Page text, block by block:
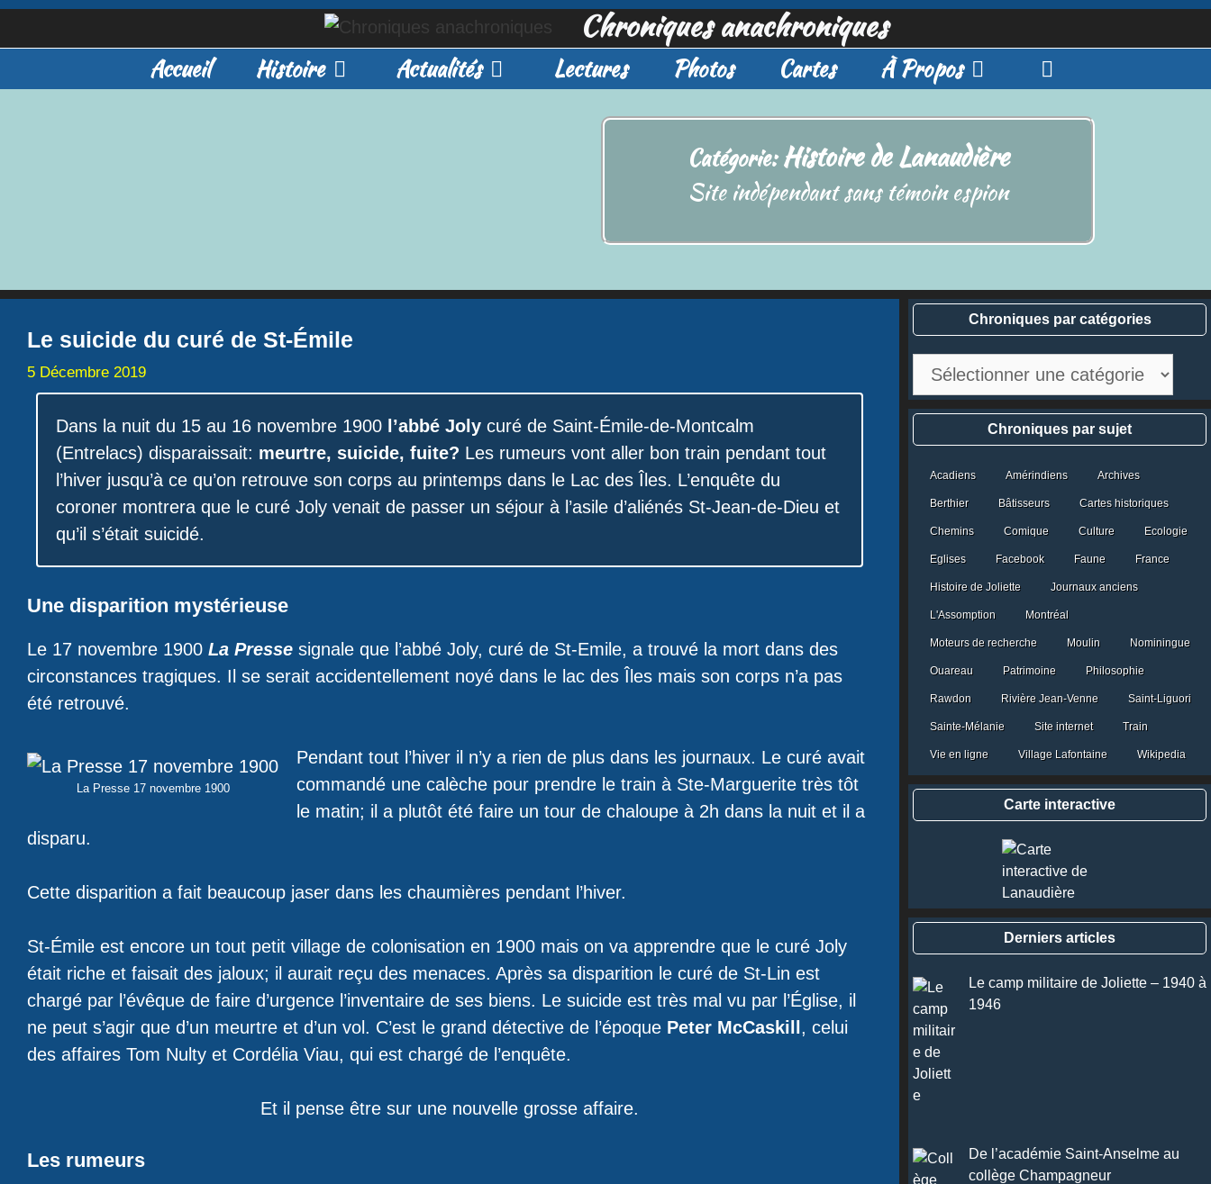
Aller
Chroniques anachroniques
Accueil Histoire Actualités Lectures Photos Cartes À Propos
Catégorie:Histoire de Lanaudière
Site indépendant sans témoin espion
Le suicide du curé de St-Émile
5 Décembre 2019
Dans la nuit du 15 au 16 novembre 1900 l’abbé Joly curé de Saint-Émile-de-Montcalm
(Entrelacs) disparaissait: meurtre, suicide, fuite? Les rumeurs vont aller bon train pendant tout
l’hiver jusqu’à ce qu’on retrouve son corps au printemps dans le Lac des Îles. L’enquête du
coroner montrera que le curé Joly venait de passer un séjour à l’asile d’aliénés St-Jean-de-Dieu et
qu’il s’était suicidé.
Une disparition mystérieuse
Le 17 novembre 1900 La Presse signale que l’abbé Joly, curé de St-Emile, a trouvé la mort dans des
circonstances tragiques. Il se serait accidentellement noyé dans le lac des Îles mais son corps n’a pas
été retrouvé.
La Presse 17 novembre 1900
Pendant tout l’hiver il n’y a rien de plus dans les journaux. Le curé avait
commandé une calèche pour prendre le train à Ste-Marguerite très tôt
le matin; il a plutôt été faire un tour de chaloupe à 2h dans la nuit et il a
disparu.
Cette disparition a fait beaucoup jaser dans les chaumières pendant l’hiver.
St-Émile est encore un tout petit village de colonisation en 1900 mais on va apprendre que le curé Joly
était riche et faisait des jaloux; il aurait reçu des menaces. Après sa disparition le curé de St-Lin est
chargé par l’évêque de faire d’urgence l’inventaire de ses biens. Le suicide est très mal vu par l’Église, il
ne peut s’agir que d’un meurtre et d’un vol. C’est le grand détective de l’époque Peter McCaskill, celui
des affaires Tom Nulty et Cordélia Viau, qui est chargé de l’enquête.
Et il pense être sur une nouvelle grosse affaire.
Les rumeurs
Chroniques par catégories
catégories
Chroniques par sujet
Acadiens Amérindiens Archives
Berthier Bâtisseurs Cartes historiques
Chemins Comique Culture Ecologie
Eglises Facebook Faune France
Histoire de Joliette Journaux anciens
L'Assomption Montréal
Moteurs de recherche Moulin Nominingue
Ouareau Patrimoine Philosophie
Rawdon Rivière Jean-Venne Saint-Liguori
Sainte-Mélanie Site internet Train
Vie en ligne Village Lafontaine Wikipedia
Carte interactive
Derniers articles
Le camp militaire de Joliette – 1940 à
1946
De l’académie Saint-Anselme au
collège Champagneur